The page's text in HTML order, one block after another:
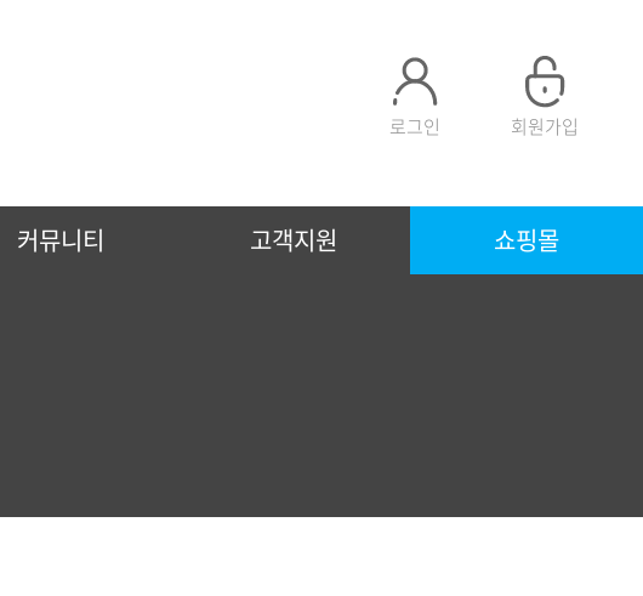
회원가입
로그인
커뮤니티 고객지원 쇼핑몰
태양광시공문의 사업물건 등록하기